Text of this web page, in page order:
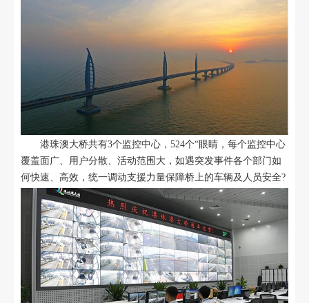
港珠澳大桥共有3个监控中心，524个“眼睛，每个监控中心
覆盖面广、用户分散、活动范围大，如遇突发事件各个部门如
何快速、高效，统一调动支援力量保障桥上的车辆及人员安全?